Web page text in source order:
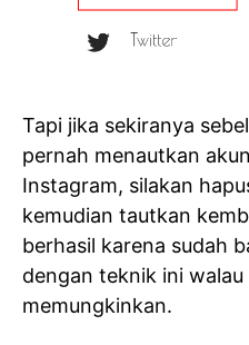
Tapi jika sekiranya
pernah menautkan
Instagram, silakan
kemudian tautkan
berhasil karena sudah
dengan teknik ini
memungkinkan.